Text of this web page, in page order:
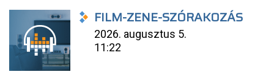
FILM-ZENE-SZÓRAKOZÁS
2026. augusztus 5.
11:22